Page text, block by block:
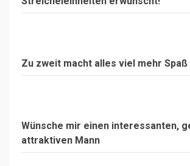
Zu zweit macht alles viel mehr Spaß
Wünsche mir einen interessanten,
attraktiven Mann